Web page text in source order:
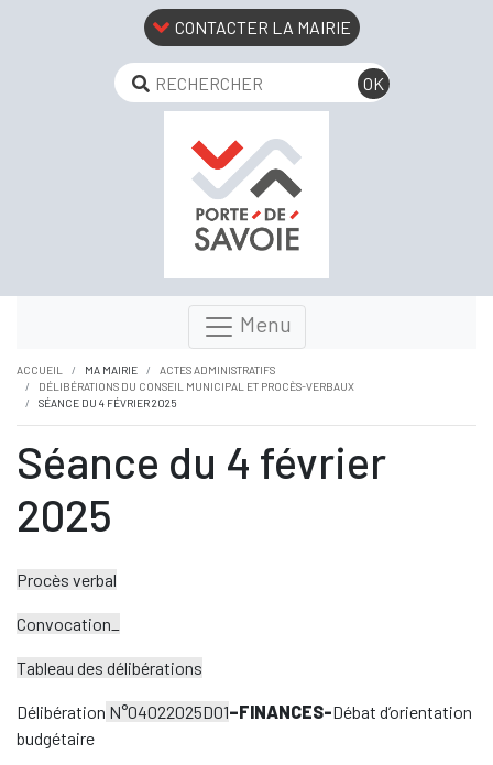
CONTACTER LA MAIRIE
Menu
ACCUEIL MA MAIRIE
ACTES ADMINISTRATIFS
DÉLIBÉRATIONS DU CONSEIL MUNICIPAL ET PROCÈS-VERBAUX
SÉANCE DU 4 FÉVRIER 2025
Séance du 4 février
2025
Procès verbal
Convocation_
Tableau des délibérations
Délibération N°04022025D01–FINANCES-Débat d’orientation
budgétaire